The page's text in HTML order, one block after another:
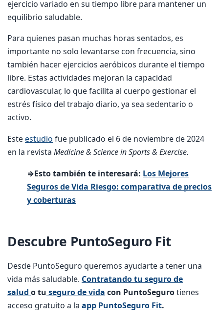
ejercicio variado en su tiempo libre para mantener un
equilibrio saludable.
Para quienes pasan muchas horas sentados, es
importante no solo levantarse con frecuencia, sino
también hacer ejercicios aeróbicos durante el tiempo
libre. Estas actividades mejoran la capacidad
cardiovascular, lo que facilita al cuerpo gestionar el
estrés físico del trabajo diario, ya sea sedentario o
activo.
Esteestudio fue publicado el 6 de noviembre de 2024
en la revista Medicine & Science in Sports & Exercise.
⇒Esto también te interesará: Los Mejores
Seguros de Vida Riesgo: comparativa de precios
y coberturas
Descubre PuntoSeguro Fit
Desde PuntoSeguro queremos ayudarte a tener una
vida más saludable. Contratando tu seguro de
salud o tu seguro de vida con PuntoSegurotienes
acceso gratuito a la app PuntoSeguro Fit.